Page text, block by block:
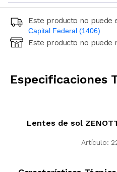
Este producto no puede
Capital Federal (1406)
Ingresá código postal (sólo
Este producto no puede
Especificaciones
Lentes de sol
Artículo: